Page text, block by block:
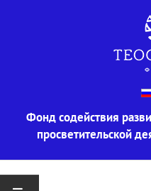
Фонд содействия
просветительской